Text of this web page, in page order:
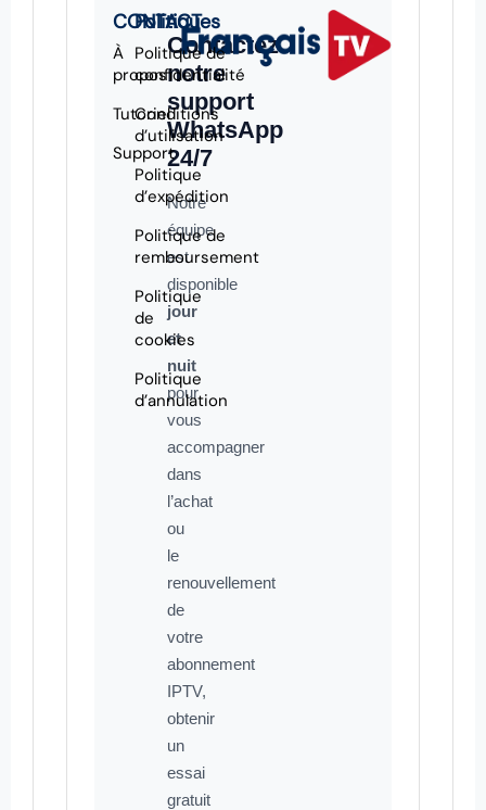
CONTACT
À
propos
Tutoriel
Support
Politiques
Politique de
confidentialité
Conditions
d’utilisation
Politique
d’expédition
Politique de
remboursement
Politique
de
cookies
Politique
d’annulation
Contactez
notre
support
WhatsApp
24/7
Notre
équipe
est
disponible
jour
et
nuit
pour
vous
accompagner
dans
l’achat
ou
le
renouvellement
de
votre
abonnement
IPTV,
obtenir
un
essai
gratuit